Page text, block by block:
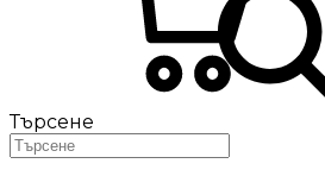
Търсене